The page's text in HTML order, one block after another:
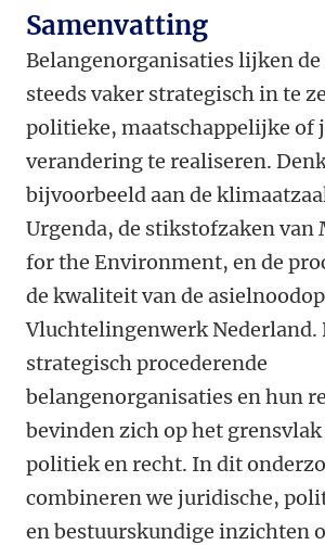
Samenvatting
Belangenorganisaties lijken
steeds vaker strategisch in te
politieke, maatschappelijke of
verandering te realiseren.
bijvoorbeeld aan de
Urgenda, de stikstofzaken
for the Environment, en de
de kwaliteit van de
Vluchtelingenwerk Nederland.
strategisch procederende
belangenorganisaties en hun
bevinden zich op het
politiek en recht. In dit
combineren we juridische,
en bestuurskundige inzichten